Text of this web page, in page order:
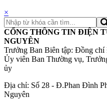
×
CỔNG THÔNG TIN ĐIỆN
NGUYÊN
Trưởng Ban Biên tập: Đồng
Ủy viên Ban Thường vụ,
ủy
Địa chỉ: Số 28 - Đ.Phan Đình
Nguyên